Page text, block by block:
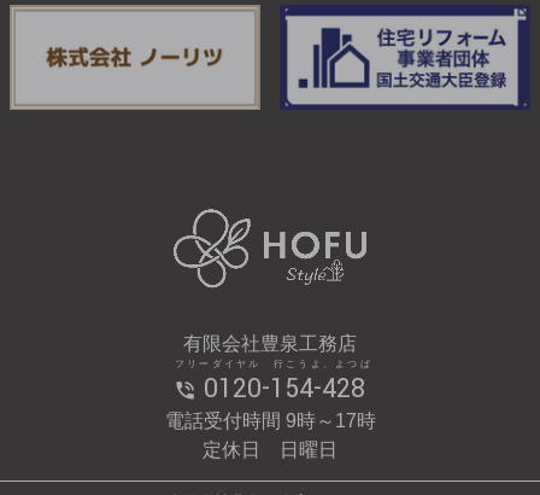
有限会社豊泉工務店
0120-154-428
フリーダイヤル 行こうよ、よつば
電話受付時間 9時～17時
定休日 日曜日